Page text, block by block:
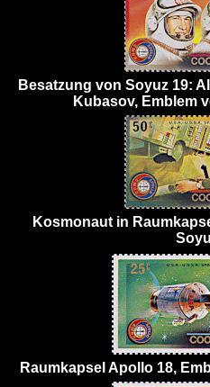
Besatzung von Soyuz 19:
Kubasov, Emblem
Kosmonaut in
Raumkapsel Apollo 18,